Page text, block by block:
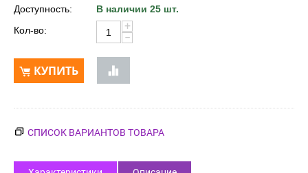
Доступность:
В наличии 25 шт.
Кол-во:
+
−
КУПИТЬ
СПИСОК ВАРИАНТОВ ТОВАРА